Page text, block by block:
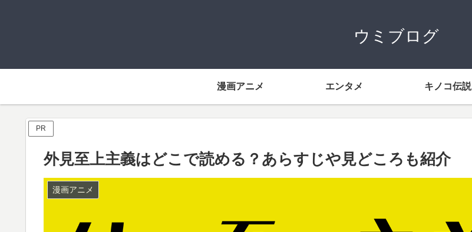
ウミブログ
漫画アニメ エンタメ キノコ伝説
PR
外見至上主義はどこで読める？あらすじや見どころも紹介
漫画アニメ